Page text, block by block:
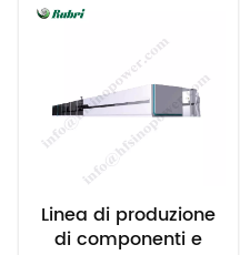
Linea di produzione
di componenti e